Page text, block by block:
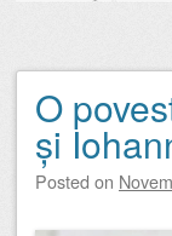
O
și
Posted on